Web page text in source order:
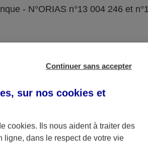
- N°ORIAS n°13 004 246 et
Continuer sans accepter
sur nos cookies et
cookies. Ils nous aident à traiter des
ligne, dans le respect de votre vie